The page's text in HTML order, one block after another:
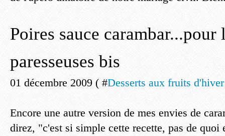
Poires sauce carambar...pour
paresseuses bis
01 décembre 2009 ( #Desserts aux fruits d'hiver
Encore une autre version de mes envies de
direz, "c'est si simple cette recette, pas de quoi